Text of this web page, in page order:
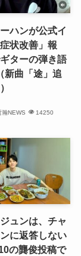
ハンが公式イ
状改善」報
ターの弾き語
新曲「途」追
NEWS
14250
ュンは、チャ
に返答しない
の龔俊投稿で